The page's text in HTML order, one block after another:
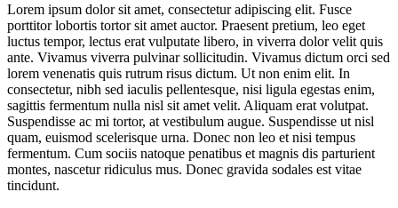
Lorem ipsum dolor sit amet, consectetur adipiscing elit. Fusce
porttitor lobortis tortor sit amet auctor. Praesent pretium, leo eget
luctus tempor, lectus erat vulputate libero, in viverra dolor velit quis
ante. Vivamus viverra pulvinar sollicitudin. Vivamus dictum orci sed
lorem venenatis quis rutrum risus dictum. Ut non enim elit. In
consectetur, nibh sed iaculis pellentesque, nisi ligula egestas enim,
sagittis fermentum nulla nisl sit amet velit. Aliquam erat volutpat.
Suspendisse ac mi tortor, at vestibulum augue. Suspendisse ut nisl
quam, euismod scelerisque urna. Donec non leo et nisi tempus
fermentum. Cum sociis natoque penatibus et magnis dis parturient
montes, nascetur ridiculus mus. Donec gravida sodales est vitae
tincidunt.